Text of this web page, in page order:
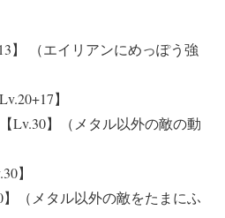
】 （エイリアンにめっぽう強
】
Lv.30】（メタル以外の敵の動
】
（メタル以外の敵をたまにふ